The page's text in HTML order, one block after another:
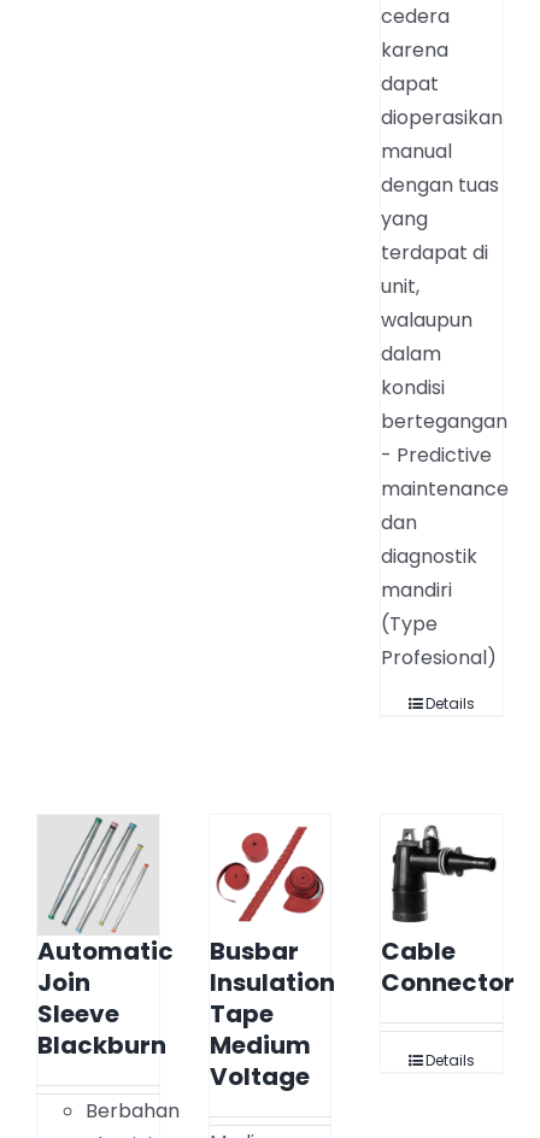
cedera
karena
dapat
dioperasikan
manual
dengan tuas
yang
terdapat di
unit,
walaupun
dalam
kondisi
bertegangan
- Predictive
maintenance
dan
diagnostik
mandiri
(Type
Profesional)
Details
Automatic
Join
Sleeve
Blackburn
Berbahan
Busbar
Insulation
Tape
Medium
Voltage
Cable
Connector
Details